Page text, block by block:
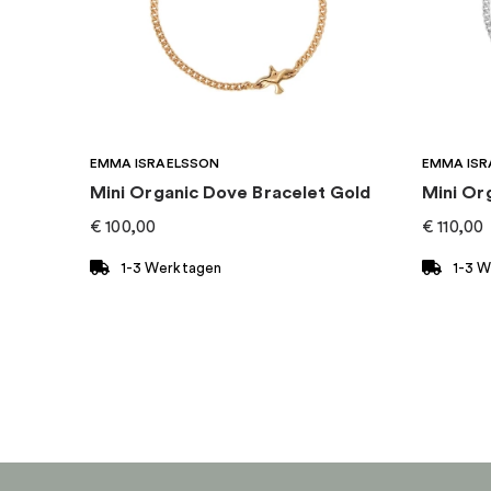
EMMA ISRAELSSON
Mini Organic Dove Bracelet Gold
€ 100,00
1-3 Werktagen
EMMA
Mini
€ 110,00
1-3